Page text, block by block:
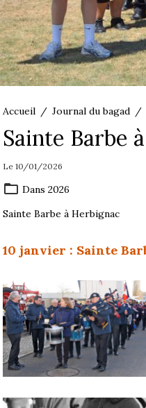
Accueil Journal du bagad
Sainte Barbe
Le 10/01/2026
Dans2026
Sainte Barbe à Herbignac
10 janvier : Sainte